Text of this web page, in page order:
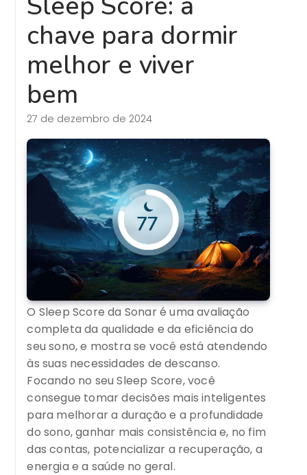
chave para dormir
melhor e viver
bem
27 de dezembro de 2024
O Sleep Score da Sonar é uma avaliação
completa da qualidade e da eficiência do
seu sono, e mostra se você está atendendo
às suas necessidades de descanso.
Focando no seu Sleep Score, você
consegue tomar decisões mais inteligentes
para melhorar a duração e a profundidade
do sono, ganhar mais consistência e, no fim
das contas, potencializar a recuperação, a
energia e a saúde no geral.